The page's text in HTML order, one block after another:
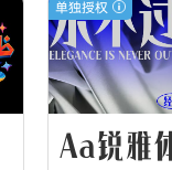
单独授权
Aa锐雅